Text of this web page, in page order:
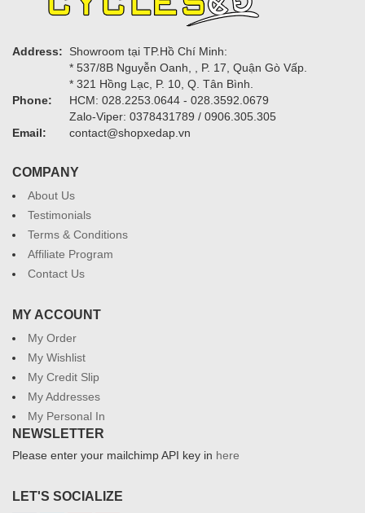
Address:
Showroom tại TP.Hồ Chí Minh:
* 537/8B Nguyễn Oanh, , P. 17, Quận Gò Vấp.
* 321 Hồng Lạc, P. 10, Q. Tân Bình.
Phone:
HCM: 028.2253.0644 - 028.3592.0679
Zalo-Viper: 0378431789 / 0906.305.305
Email:
contact@shopxedap.vn
COMPANY
About Us
Testimonials
Terms & Conditions
Affiliate Program
Contact Us
MY ACCOUNT
My Order
My Wishlist
My Credit Slip
My Addresses
My Personal In
NEWSLETTER
Please enter your mailchimp API key in here
LET'S SOCIALIZE